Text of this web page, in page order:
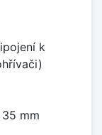
k
mm